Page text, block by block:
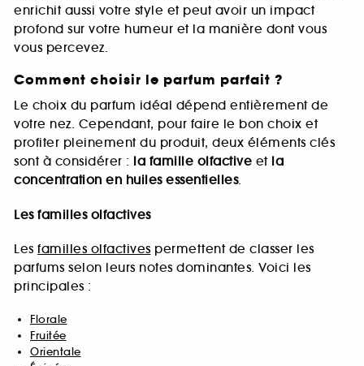
enrichit aussi votre style et peut avoir un impact
profond sur votre humeur et la manière dont vous
vous percevez.
Comment choisir le parfum parfait ?
Le choix du parfum idéal dépend entièrement de
votre nez. Cependant, pour faire le bon choix et
profiter pleinement du produit, deux éléments clés
sont à considérer : la famille olfactive et la
concentration en huiles essentielles.
Les familles olfactives
Les familles olfactives permettent de classer les
parfums selon leurs notes dominantes. Voici les
principales :
Florale
Fruitée
Orientale